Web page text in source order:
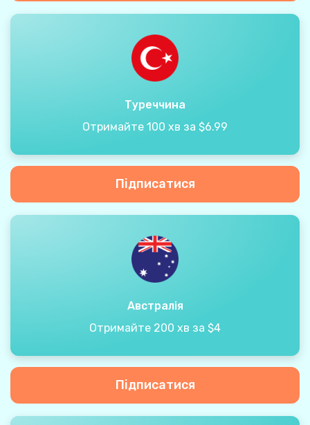
Туреччина
Отримайте 100 хв за $6.99
Підписатися
Австралія
Отримайте 200 хв за $4
Підписатися